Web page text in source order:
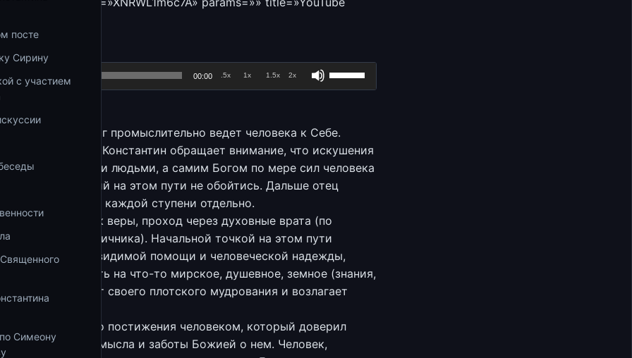
посте
Сирину
с участием
Симеону
00:00 .5x 1x 1.5x 2x
клавиши
чтобы
увеличить
или
уменьшить
по которым Бог промыслительно ведет человека к Себе.
целиком. Отец Константин обращает внимание, что искушения
бесами, не злыми людьми, а самим Богом по мере сил человека
Без искушений на этом пути не обойтись. Дальше отец
на каждой ступени отдельно.
Прыжок веры, проход через духовные врата (по
Иоанна Лествичника). Начальной точкой на этом пути
от всякой видимой помощи и человеческой надежды,
перестает уповать на что-то мирское, душевное, земное (знания,
отказывается от своего плотского мудрования и возлагает
на Бога.
ступень. Начало постижения человеком, который доверил
великого промысла и заботы Божией о нем. Человек,